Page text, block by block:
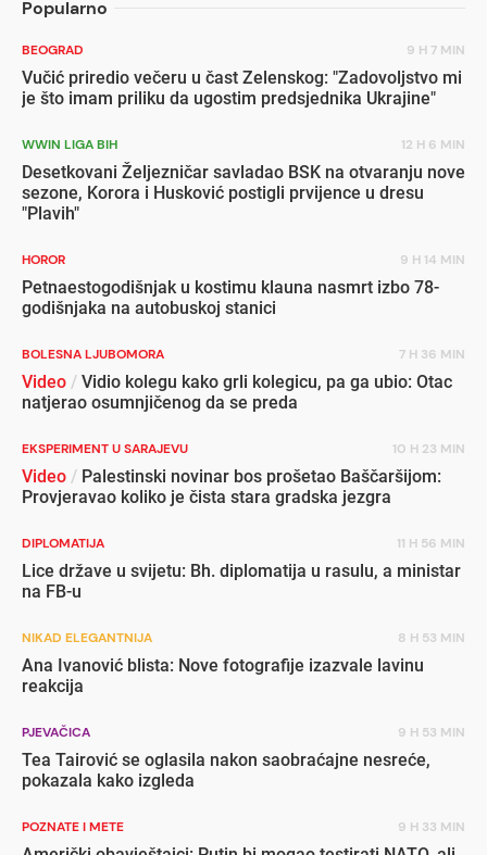
Popularno
BEOGRAD 9 H 7 MIN
Vučić priredio večeru u čast Zelenskog: "Zadovoljstvo mi
je što imam priliku da ugostim predsjednika Ukrajine"
WWIN LIGA BIH 12 H 6 MIN
Desetkovani Željezničar savladao BSK na otvaranju nove
sezone, Korora i Husković postigli prvijence u dresu
"Plavih"
HOROR 9 H 14 MIN
Petnaestogodišnjak u kostimu klauna nasmrt izbo 78-
godišnjaka na autobuskoj stanici
BOLESNA LJUBOMORA 7 H 36 MIN
Video / Vidio kolegu kako grli kolegicu, pa ga ubio: Otac
natjerao osumnjičenog da se preda
EKSPERIMENT U SARAJEVU 10 H 23 MIN
Video / Palestinski novinar bos prošetao Baščaršijom:
Provjeravao koliko je čista stara gradska jezgra
DIPLOMATIJA 11 H 56 MIN
Lice države u svijetu: Bh. diplomatija u rasulu, a ministar
na FB-u
NIKAD ELEGANTNIJA 8 H 53 MIN
Ana Ivanović blista: Nove fotografije izazvale lavinu
reakcija
PJEVAČICA 9 H 53 MIN
Tea Tairović se oglasila nakon saobraćajne nesreće,
pokazala kako izgleda
POZNATE I METE 9 H 33 MIN